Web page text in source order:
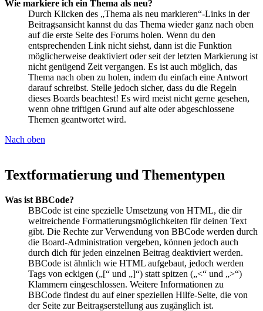
Wie markiere ich ein Thema als neu?
Durch Klicken des „Thema als neu markieren“-Links in der
Beitragsansicht kannst du das Thema wieder ganz nach oben
auf die erste Seite des Forums holen. Wenn du den
entsprechenden Link nicht siehst, dann ist die Funktion
möglicherweise deaktiviert oder seit der letzten Markierung ist
nicht genügend Zeit vergangen. Es ist auch möglich, das
Thema nach oben zu holen, indem du einfach eine Antwort
darauf schreibst. Stelle jedoch sicher, dass du die Regeln
dieses Boards beachtest! Es wird meist nicht gerne gesehen,
wenn ohne triftigen Grund auf alte oder abgeschlossene
Themen geantwortet wird.
Nach oben
Textformatierung und Thementypen
Was ist BBCode?
BBCode ist eine spezielle Umsetzung von HTML, die dir
weitreichende Formatierungsmöglichkeiten für deinen Text
gibt. Die Rechte zur Verwendung von BBCode werden durch
die Board-Administration vergeben, können jedoch auch
durch dich für jeden einzelnen Beitrag deaktiviert werden.
BBCode ist ähnlich wie HTML aufgebaut, jedoch werden
Tags von eckigen („[“ und „]“) statt spitzen („<“ und „>“)
Klammern eingeschlossen. Weitere Informationen zu
BBCode findest du auf einer speziellen Hilfe-Seite, die von
der Seite zur Beitragserstellung aus zugänglich ist.